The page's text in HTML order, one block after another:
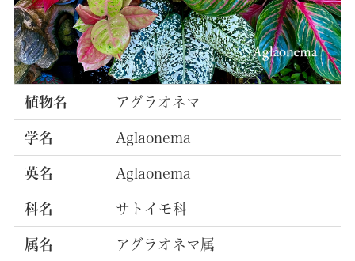
植物名 アグラオネマ
学名 Aglaonema
英名 Aglaonema
科名 サトイモ科
属名 アグラオネマ属